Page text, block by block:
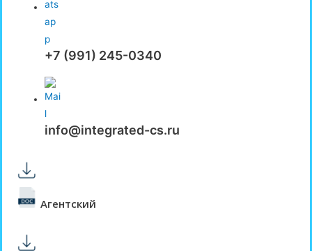
+7 (991) 245-0340
info@integrated-cs.ru
Агентский